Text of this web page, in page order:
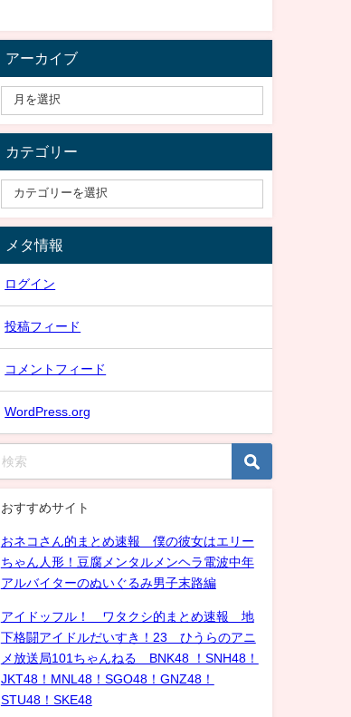
アーカイブ
カテゴリー
メタ情報
ログイン
投稿フィード
コメントフィード
WordPress.org
おすすめサイト
おネコさん的まとめ速報 僕の彼女はエリー
ちゃん人形！豆腐メンタルメンヘラ電波中年
アルバイターのぬいぐるみ男子末路編
アイドッフル！ ワタクシ的まとめ速報 地
下格闘アイドルだいすき！23 ひうらのアニ
メ放送局101ちゃんねる BNK48 ！SNH48！
JKT48！MNL48！SGO48！GNZ48！
STU48！SKE48